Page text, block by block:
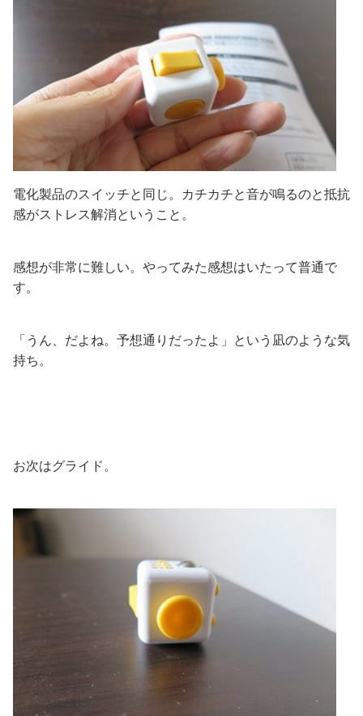
電化製品のスイッチと同じ。カチカチと音が鳴るのと抵抗
感がストレス解消ということ。
感想が非常に難しい。やってみた感想はいたって普通で
す。
「うん、だよね。予想通りだったよ」という凪のような気
持ち。
お次はグライド。